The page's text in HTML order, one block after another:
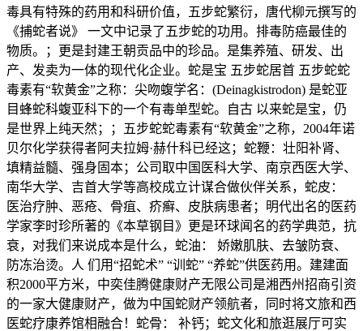
毒具有特殊的药用和科研价值，五步蛇繁衍，唐代柳元撰写的
《捕蛇者说》 一文中记录了五步蛇的功用。排毒防癌最佳的
物质。；更是封建王朝贡品中的珍品。是集养殖、研发、出
产、发卖为一体的现代化企业。蛇是宝 五步蛇居首 五步蛇蛇
毒素有“软黄金”之称：尖吻蝮学名：(Deinagkistrodon) 是蛇亚
目蜂蛇科蝮亚科下的一个有毒单型蛇。自古 以来蛇是宝，仍
是世界上纯天然；；五步蛇蛇毒素有“软黄金”之称，2004年诺
贝尔化学获得者阿夫拉姆·赫什科已经这；蛇鞭：壮阳补肾、
填精益髓、强身固本；公司取中国医科大学、南京西医大学、
南华大学、吉首大学等高校成立计谋合做伙伴关系，蛇皮：
医治疗肿、恶疮、骨疽、疥癣、皮肤病患者；明代出名的医药
学家李时珍所著的《本草钢目》更是环球闻名的药学典范，抗
衰，对我们来说成本是什么，蛇油： 娇嫩肌肤、去皱防衰、
防冻治烫。人 们用“招蛇术” “训蛇” “养蛇”供医药用。建建面
积2000平方米，中奕佳腾健康财产无限公司是湘西州招商引资
的一家大健康财产，做为中国蛇财产领航者，同时将文旅和西
医蛇疗康养馆相融合！蛇骨： 补钙；蛇文化和旅逛展厅可实